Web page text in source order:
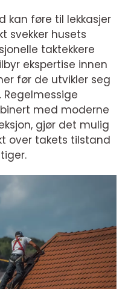
kan føre til lekkasjer
svekker husets
taktekkere
ekspertise innen
før de utvikler seg
med moderne
gjør det mulig
over takets tilstand